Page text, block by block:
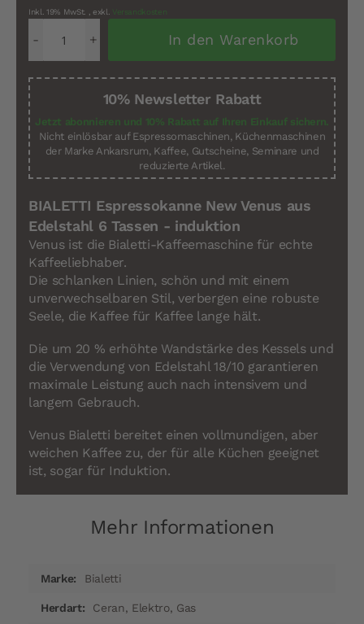
Inkl. 19% MwSt. , exkl. Versandkosten
In den Warenkorb
10% Newsletter Rabatt
Jetzt abonnieren und 10% Rabatt auf Ihren Einkauf sichern.
Nicht einlösbar auf Espressomaschinen, Küchenmaschinen
der Marke Ankarsrum, Kaffee, Gutscheine, Seminare und
reduzierte Artikel.
BIALETTI Espressokanne New Venus aus
Edelstahl 6 Tassen - induktion
Venus ist die Bialetti-Kaffeemaschine für echte
Kaffeeliebhaber.
Die schlanken Linien, schön und mit einem
unverwechselbaren Stil, verbergen eine robuste
Seele, die Kaffee für Kaffee lange hält.
Die um 20 % erhöhte Wandstärke des Kessels und
die Verwendung von Edelstahl 18/10 garantieren
maximale Leistung auch nach intensivem und
langem Gebrauch.
Venus Bialetti bereitet einen vollmundigen, aber
weichen Kaffee zu, der für alle Küchen geeignet
ist, sogar für Induktion.
Mehr Informationen
InformationenBialetti
Ceran, Elektro, Gas